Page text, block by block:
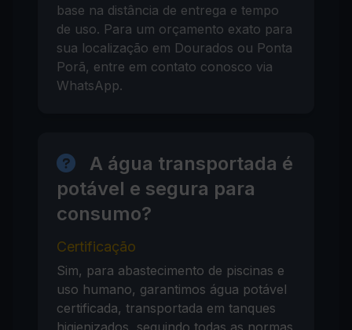
base na distância de entrega e tempo
de uso. Para um orçamento exato para
sua localização em Dourados ou Ponta
Porã, entre em contato conosco via
WhatsApp.
A água transportada é
potável e segura para
consumo?
Certificação
Sim, para abastecimento de piscinas e
uso humano, garantimos água potável
certificada, transportada em tanques
higienizados, seguindo todas as normas